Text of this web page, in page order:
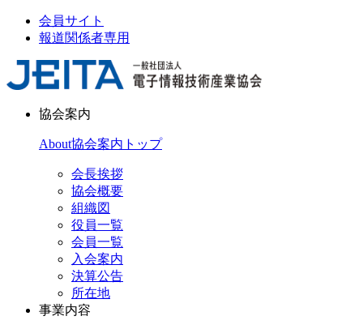
会員サイト
報道関係者専用
協会案内
About協会案内トップ
会長挨拶
協会概要
組織図
役員一覧
会員一覧
入会案内
決算公告
所在地
事業内容